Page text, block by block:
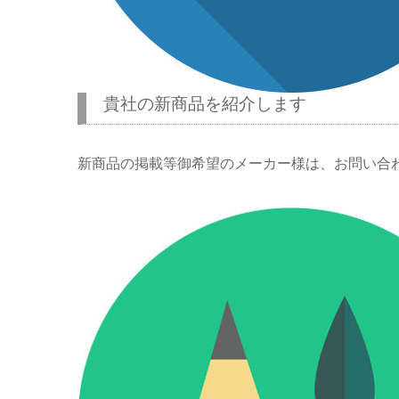
貴社の新商品を紹介します
新商品の掲載等御希望のメーカー様は、お問い